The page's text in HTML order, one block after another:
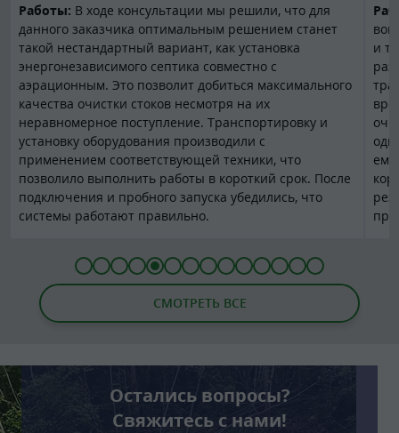
Работы: В ходе консультации мы решили, что для
данного заказчика оптимальным решением станет
такой нестандартный вариант, как установка
энергонезависимого септика совместно с
аэрационным. Это позволит добиться максимального
качества очистки стоков несмотря на их
неравномерное поступление. Транспортировку и
установку оборудования производили с
применением соответствующей техники, что
позволило выполнить работы в короткий срок. После
подключения и пробного запуска убедились, что
системы работают правильно.
и
2 3 4 5 6 7 8 9 10 11 12 13 14 15
1 2 3 4 5 6 7 8 9 10 11 12 13 14
СМОТРЕТЬ ВСЕ
Остались вопросы?
Свяжитесь с нами!